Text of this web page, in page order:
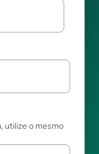
utilize o mesmo